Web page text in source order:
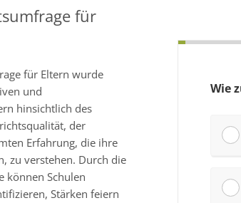
für
für Eltern wurde
und
hinsichtlich des
der
Erfahrung, die ihre
zu verstehen. Durch die
können Schulen
Stärken feiern